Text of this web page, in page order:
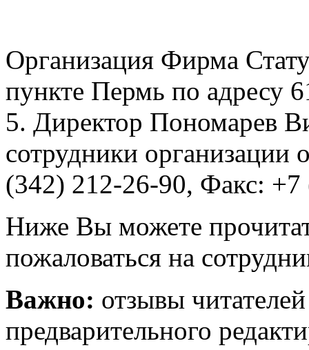
Организация Фирма
пункте Пермь по адресу
5. Директор Пономарев
сотрудники организации
(342) 212-26-90, Факс:
Ниже Вы можете
пожаловаться на
Важно: отзывы
предварительного